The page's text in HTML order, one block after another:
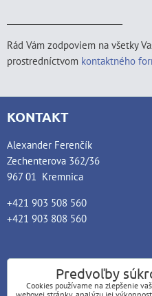
Rád Vám zodpoviem na všetky
prostredníctvom kontaktného
KONTAKT
Alexander Ferenčík
Zechenterova 362/36
967 01 Kremnica
+421 903 508 560
+421 903 808 560
Predvoľby
Cookies používame na zlepšenie